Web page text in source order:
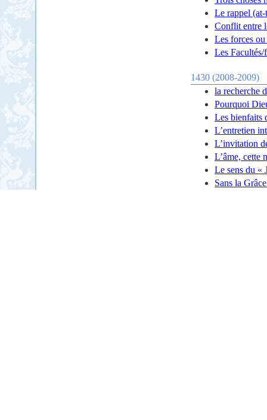
Le rappel
Conflit entre
Les forces
Les Facultés/
1430 (2008-2009)
la recherche
Pourquoi
Les bienfaits
L’entretien
L’invitation
L’âme, cette
Le sens du «
Sans la